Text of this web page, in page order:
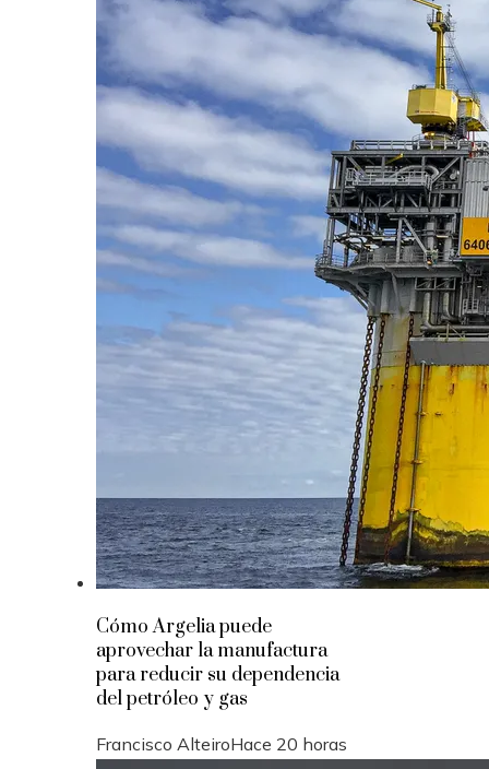
Cómo Argelia puede
aprovechar la manufactura
para reducir su dependencia
del petróleo y gas
Francisco AlteiroHace 20 horas